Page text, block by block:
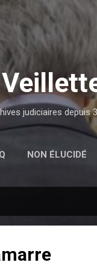
au contenu principal
judiciaires depuis
NON ÉLUCIDÉ